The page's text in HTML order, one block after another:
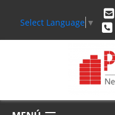
Select Language ▼